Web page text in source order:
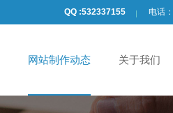
QQ :532337155 电话：
网站制作动态 关于我们